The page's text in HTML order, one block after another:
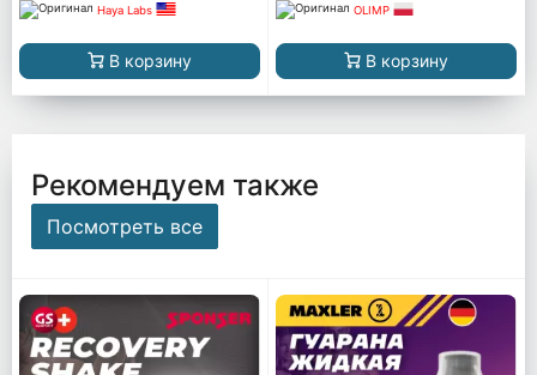
Haya Labs
В корзину
OLIMP
В корзину
Рекомендуем также
Посмотреть все